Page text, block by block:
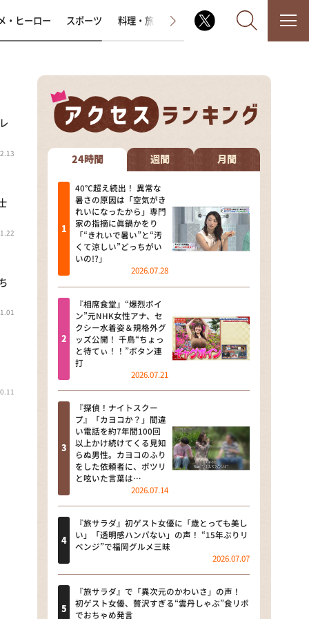
なるみ・岡村の過ぎるTV
相席食堂
これ余談なんですけど・・・
～人生密着トークバラエティ！
～ やすとものいたって真剣です
探偵！ナイトスクープ
news おかえり
河合＆A.B.C-Z塚田×福井アナ
「なんでやねん！？」（news お
かえり）
DAIGOも台所 ～きょうの献立 何
にする？～
本日はダイアンなり！シーズン２
朝だ！生です旅サラダ
教えて！ニュースライブ 正義の
ミカタ
ＬＩＦＥ～夢のカタチ～
新婚さんいらっしゃい！
ザキ山小屋本館
・ヒーロー スポーツ 料理・旅 ラジオ番組 その他
24時間 週間 月間
40℃超え続出！ 異常な
暑さの原因は「空気がき
れいになったから」専門
家の指摘に眞鍋かをり
「“きれいで暑い”と“汚
くて涼しい”どっちがい
いの!?」
2026.07.28
『相席食堂』“爆烈ボイ
ン”元NHK女性アナ、セ
クシー水着姿＆規格外グ
ッズ公開！ 千鳥“ちょっ
と待てぃ！！”ボタン連
打
2026.07.21
『探偵！ナイトスクー
プ』「カヨコか？」間違
い電話を約7年間100回
以上かけ続けてくる見知
らぬ男性。カヨコのふり
をした依頼者に、ポツリ
と呟いた言葉は…
2026.07.14
『旅サラダ』初ゲスト女優に「歳とっても美し
い」「透明感ハンパない」の声！ “15年ぶりリ
ベンジ”で福岡グルメ三昧
2026.07.07
『旅サラダ』で「異次元のかわいさ」の声！
初ゲスト女優、贅沢すぎる“雲丹しゃぶ”食リポ
でおちゃめ発言